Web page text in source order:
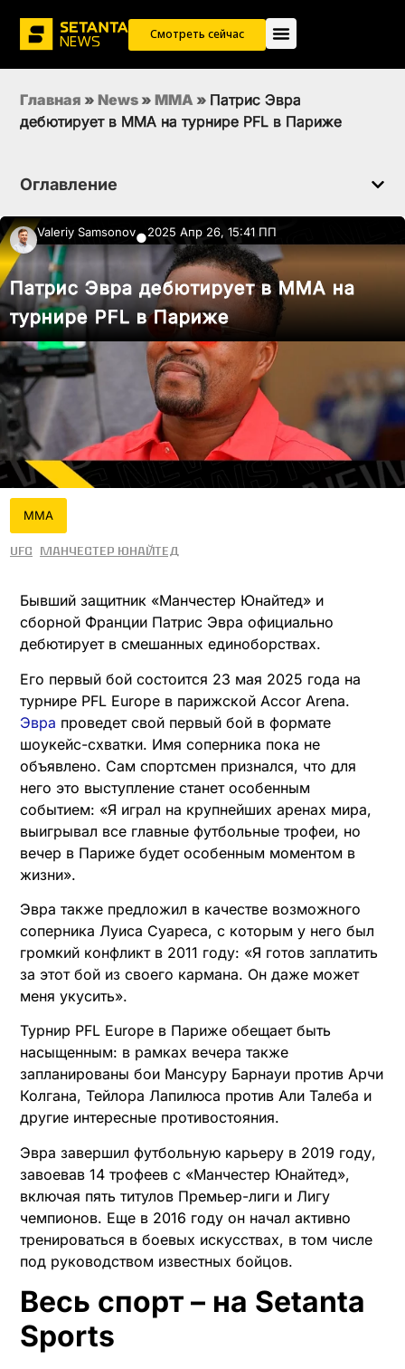
Смотреть сейчас
Главная » News » MMA » Патрис Эвра
дебютирует в ММА на турнире PFL в Париже
Оглавление
Valeriy Samsonov●2025 Апр 26, 15:41 ПП
Патрис Эвра дебютирует в ММА на
турнире PFL в Париже
MMA
UFC Манчестер Юнайтед
Бывший защитник «Манчестер Юнайтед» и
сборной Франции Патрис Эвра официально
дебютирует в смешанных единоборствах.
Его первый бой состоится 23 мая 2025 года на
турнире PFL Europe в парижской Accor Arena.
Эвра проведет свой первый бой в формате
шоукейс-схватки. Имя соперника пока не
объявлено. Сам спортсмен признался, что для
него это выступление станет особенным
событием: «Я играл на крупнейших аренах мира,
выигрывал все главные футбольные трофеи, но
вечер в Париже будет особенным моментом в
жизни».
Эвра также предложил в качестве возможного
соперника Луиса Суареса, с которым у него был
громкий конфликт в 2011 году: «Я готов заплатить
за этот бой из своего кармана. Он даже может
меня укусить».
Турнир PFL Europe в Париже обещает быть
насыщенным: в рамках вечера также
запланированы бои Мансуру Барнауи против Арчи
Колгана, Тейлора Лапилюса против Али Талеба и
другие интересные противостояния.
Эвра завершил футбольную карьеру в 2019 году,
завоевав 14 трофеев с «Манчестер Юнайтед»,
включая пять титулов Премьер-лиги и Лигу
чемпионов. Еще в 2016 году он начал активно
тренироваться в боевых искусствах, в том числе
под руководством известных бойцов.
Весь спорт – на Setanta
Sports